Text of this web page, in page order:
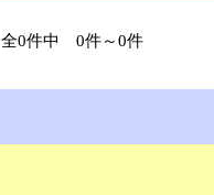
全0件中 0件～0件